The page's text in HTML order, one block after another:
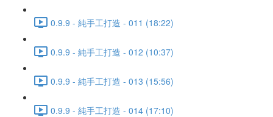
0.9.9 - 純手工打造 - 011 (18:22)
0.9.9 - 純手工打造 - 012 (10:37)
0.9.9 - 純手工打造 - 013 (15:56)
0.9.9 - 純手工打造 - 014 (17:10)